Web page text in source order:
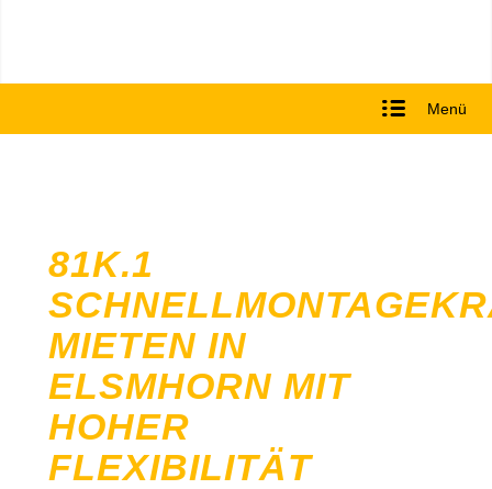
Menü
81K.1
MIETEN IN
ELSMHORN MIT
HOHER
FLEXIBILITÄT